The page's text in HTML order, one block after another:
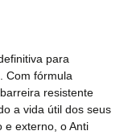
para
Com fórmula
resistente
a vida útil dos seus
e externo, o Anti